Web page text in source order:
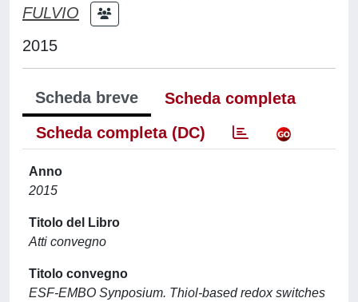
FULVIO
2015
Scheda breve
Scheda completa
Scheda completa (DC)
Anno
2015
Titolo del Libro
Atti convegno
Titolo convegno
ESF-EMBO Synposium. Thiol-based redox switches